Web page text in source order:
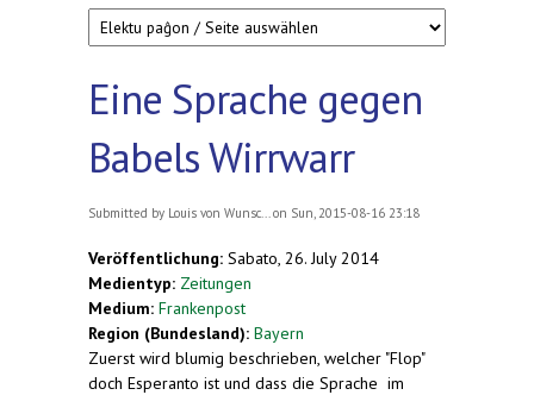
Eine Sprache gegen
Babels Wirrwarr
Submitted by Louis von Wunsc... on Sun, 2015-08-16 23:18
Veröffentlichung: Sabato, 26. July 2014
Medientyp: Zeitungen
Medium: Frankenpost
Region (Bundesland): Bayern
Zuerst wird blumig beschrieben, welcher "Flop"
doch Esperanto ist und dass die Sprache im